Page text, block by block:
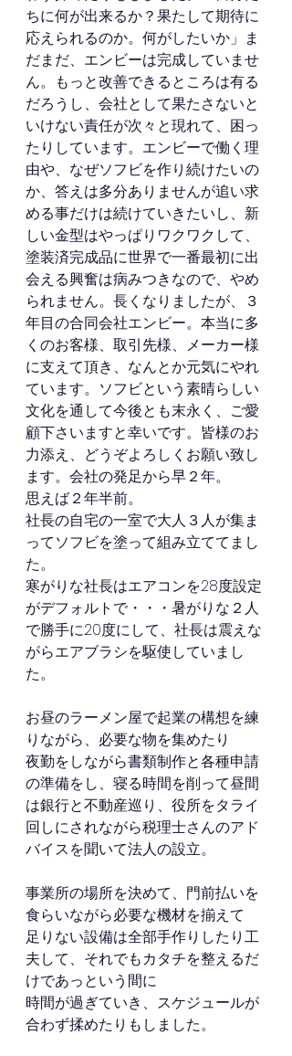
ちに何が出来るか？果たして期待に
応えられるのか。何がしたいか」ま
だまだ、エンビーは完成していませ
ん。もっと改善できるところは有る
だろうし、会社として果たさないと
いけない責任が次々と現れて、困っ
たりしています。エンビーで働く理
由や、なぜソフビを作り続けたいの
か、答えは多分ありませんが追い求
める事だけは続けていきたいし、新
しい金型はやっぱりワクワクして、
塗装済完成品に世界で一番最初に出
会える興奮は病みつきなので、やめ
られません。長くなりましたが、３
年目の合同会社エンビー。本当に多
くのお客様、取引先様、メーカー様
に支えて頂き、なんとか元気にやれ
ています。ソフビという素晴らしい
文化を通して今後とも末永く、ご愛
顧下さいますと幸いです。皆様のお
力添え、どうぞよろしくお願い致し
ます。会社の発足から早２年。
思えば２年半前。
社長の自宅の一室で大人３人が集ま
ってソフビを塗って組み立ててまし
た。
寒がりな社長はエアコンを28度設定
がデフォルトで・・・暑がりな２人
で勝手に20度にして、社長は震えな
がらエアブラシを駆使していまし
た。
お昼のラーメン屋で起業の構想を練
りながら、必要な物を集めたり
夜勤をしながら書類制作と各種申請
の準備をし、寝る時間を削って昼間
は銀行と不動産巡り、役所をタライ
回しにされながら税理士さんのアド
バイスを聞いて法人の設立。
事業所の場所を決めて、門前払いを
食らいながら必要な機材を揃えて
足りない設備は全部手作りしたり工
夫して、それでもカタチを整えるだ
けであっという間に
時間が過ぎていき、スケジュールが
合わず揉めたりもしました。